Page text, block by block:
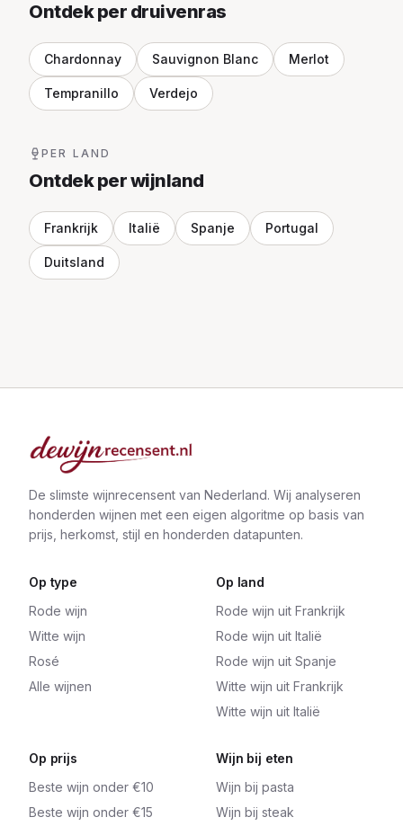
Ontdek per druivenras
Chardonnay Sauvignon Blanc Merlot
Tempranillo Verdejo
PER LAND
Ontdek per wijnland
Frankrijk Italië Spanje Portugal
Duitsland
De slimste wijnrecensent van Nederland. Wij analyseren
honderden wijnen met een eigen algoritme op basis van
prijs, herkomst, stijl en honderden datapunten.
Op type
Rode wijn
Witte wijn
Rosé
Alle wijnen
Op land
Rode wijn uit Frankrijk
Rode wijn uit Italië
Rode wijn uit Spanje
Witte wijn uit Frankrijk
Witte wijn uit Italië
Op prijs
Beste wijn onder €10
Beste wijn onder €15
Wijn bij eten
Wijn bij pasta
Wijn bij steak